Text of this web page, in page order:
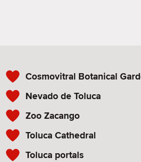
Cosmovitral Botanical
Nevado de Toluca
Zoo Zacango
Toluca Cathedral
Toluca portals